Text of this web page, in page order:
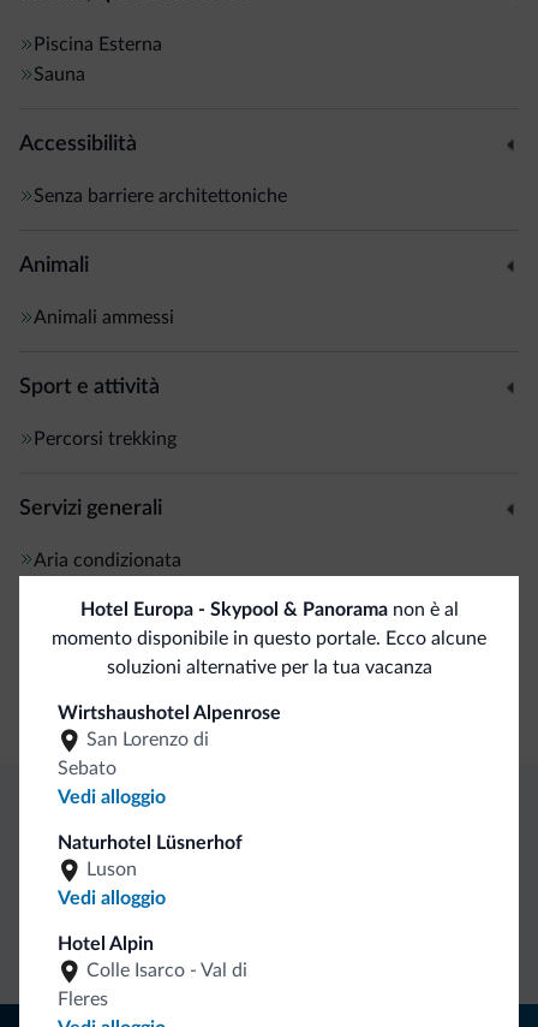
Piscina Esterna
Sauna
Accessibilità
Senza barriere architettoniche
Animali
Animali ammessi
Sport e attività
Percorsi trekking
Servizi generali
Aria condizionata
Sala congressi
Hotel Europa - Skypool & Panoramanon è al
momento disponibile in questo portale. Ecco alcune
soluzioni alternative per la tua vacanza
Wirtshaushotel Alpenrose
San Lorenzo di
Sebato
Vedi alloggio
Naturhotel Lüsnerhof
Luson
Vedi alloggio
Hotel Alpin
Colle Isarco - Val di
Fleres
Vantaggi esclusivi Dolomiti.it
Contatto
diretto